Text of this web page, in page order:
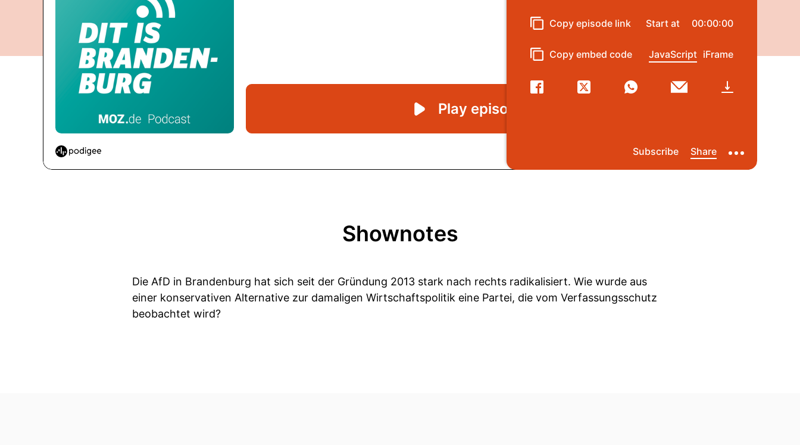
Shownotes
Die AfD in Brandenburg hat sich seit der Gründung 2013 stark nach rechts radikalisiert. Wie wurde aus
einer konservativen Alternative zur damaligen Wirtschaftspolitik eine Partei, die vom Verfassungsschutz
beobachtet wird?